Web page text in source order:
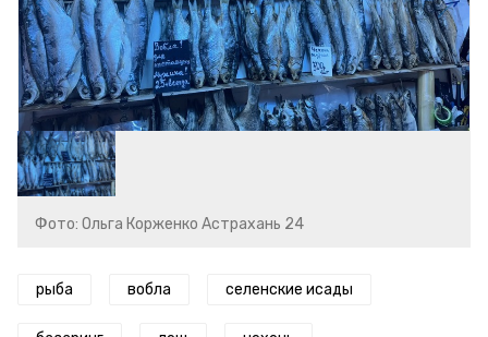
Фото: Ольга Корженко Астрахань 24
рыба вобла селенские исады